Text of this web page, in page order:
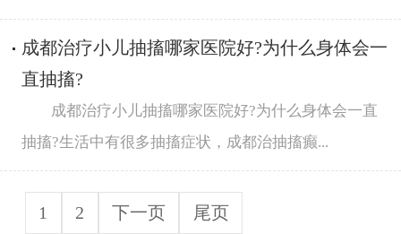
成都治疗小儿抽搐哪家医院好?为什么身体会一
直抽搐?
成都治疗小儿抽搐哪家医院好?为什么身体会一直
抽搐?生活中有很多抽搐症状，成都治抽搐癫...
1 2 下一页 尾页